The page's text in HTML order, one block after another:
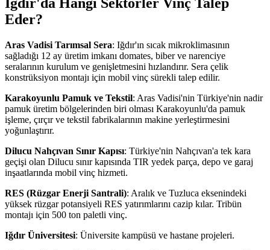
Iğdır'da Hangi Sektörler Vinç Talep
Eder?
Aras Vadisi Tarımsal Sera: Iğdır'ın sıcak mikroklimasının
sağladığı 12 ay üretim imkanı domates, biber ve narenciye
seralarının kurulum ve genişletmesini hızlandırır. Sera çelik
konstrüksiyon montajı için mobil vinç sürekli talep edilir.
Karakoyunlu Pamuk ve Tekstil: Aras Vadisi'nin Türkiye'nin nadir
pamuk üretim bölgelerinden biri olması Karakoyunlu'da pamuk
işleme, çırçır ve tekstil fabrikalarının makine yerleştirmesini
yoğunlaştırır.
Dilucu Nahçıvan Sınır Kapısı: Türkiye'nin Nahçıvan'a tek kara
geçişi olan Dilucu sınır kapısında TIR yedek parça, depo ve garaj
inşaatlarında mobil vinç hizmeti.
RES (Rüzgar Enerji Santrali): Aralık ve Tuzluca eksenindeki
yüksek rüzgar potansiyeli RES yatırımlarını cazip kılar. Tribün
montajı için 500 ton paletli vinç.
Iğdır Üniversitesi: Üniversite kampüsü ve hastane projeleri.